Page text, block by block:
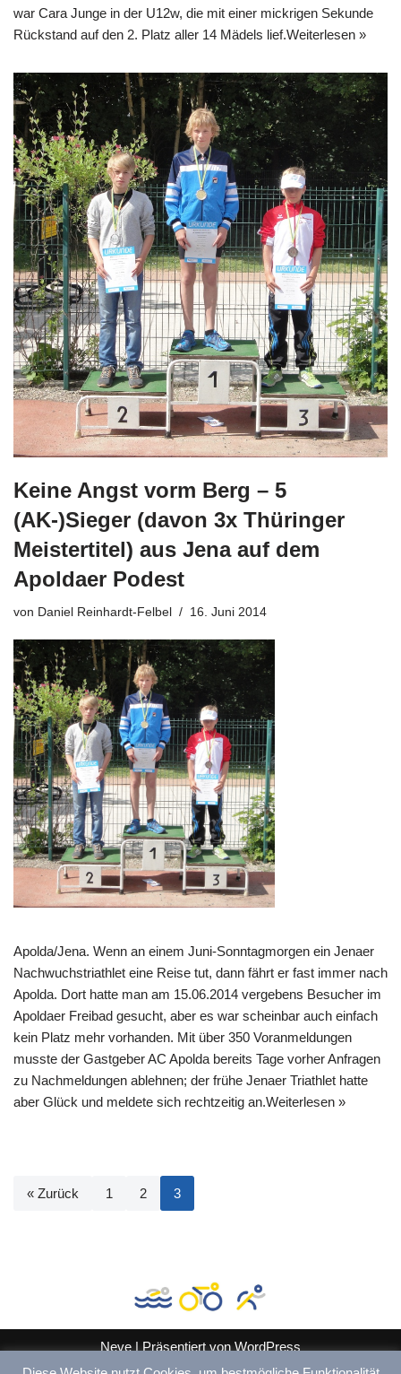
war Cara Junge in der U12w, die mit einer mickrigen Sekunde
Rückstand auf den 2. Platz aller 14 Mädels lief.Weiterlesen »
Keine Angst vorm Berg – 5
(AK-)Sieger (davon 3x Thüringer
Meistertitel) aus Jena auf dem
Apoldaer Podest
von Daniel Reinhardt-Felbel 16. Juni 2014
Apolda/Jena. Wenn an einem Juni-Sonntagmorgen ein Jenaer
Nachwuchstriathlet eine Reise tut, dann fährt er fast immer nach
Apolda. Dort hatte man am 15.06.2014 vergebens Besucher im
Apoldaer Freibad gesucht, aber es war scheinbar auch einfach
kein Platz mehr vorhanden. Mit über 350 Voranmeldungen
musste der Gastgeber AC Apolda bereits Tage vorher Anfragen
zu Nachmeldungen ablehnen; der frühe Jenaer Triathlet hatte
aber Glück und meldete sich rechtzeitig an.Weiterlesen »
« Zurück 1 2 3
Neve| Präsentiert vonWordPress